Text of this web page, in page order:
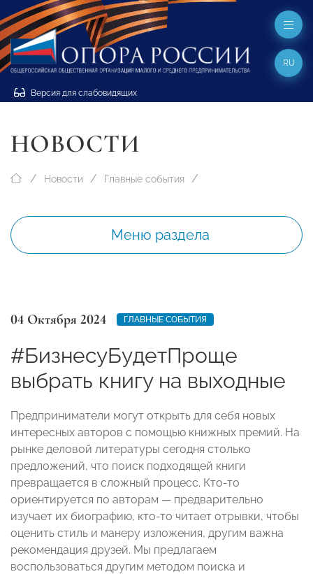
Версия для слабовидящих
RU
НОВОСТИ
Новости Главные события
Меню раздела
04 Октября 2024 ГЛАВНЫЕ СОБЫТИЯ
#БизнесуБудетПроще
выбрать книгу на выходные
Предприниматели могут открыть для себя новых
интересных авторов с помощью книжных премий. На
рынке деловой литературы сегодня столько
предложений, что поиск подходящей книги
превращается в сложный процесс. Кто-то
ориентируется по авторам — предварительно
изучает их биографию, кто-то читает отрывки, чтобы
оценить стиль и манеру изложения, другим важна
рекомендация друзей. Мы предлагаем
воспользоваться другим методом поиска и